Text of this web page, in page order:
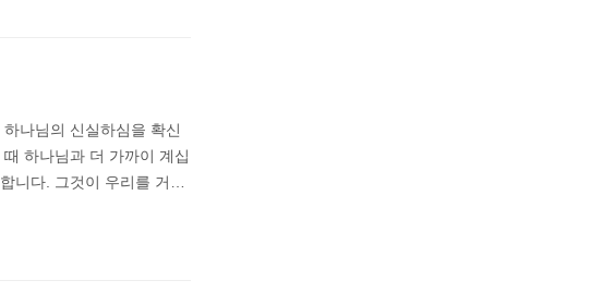
나님의 신실하심을 확신
하나님과 더 가까이 계십
니다. 그것이 우리를 거…